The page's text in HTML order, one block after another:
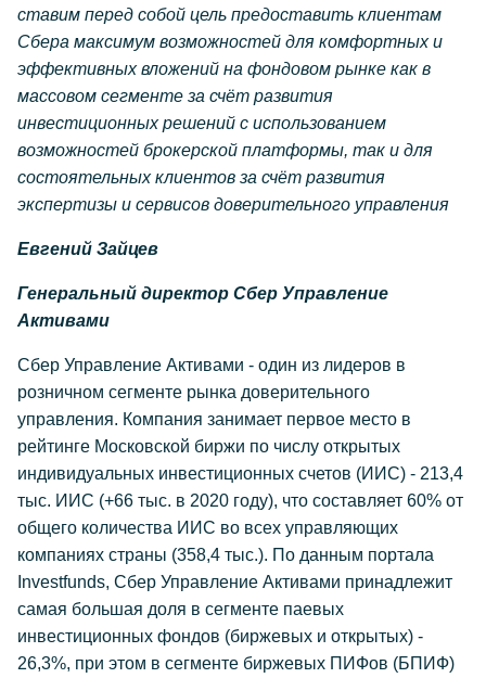
ставим перед собой цель предоставить клиентам
Сбера максимум возможностей для комфортных и
эффективных вложений на фондовом рынке как в
массовом сегменте за счёт развития
инвестиционных решений с использованием
возможностей брокерской платформы, так и для
состоятельных клиентов за счёт развития
экспертизы и сервисов доверительного управления
Евгений Зайцев
Генеральный директор Сбер Управление
Активами
Сбер Управление Активами - один из лидеров в
розничном сегменте рынка доверительного
управления. Компания занимает первое место в
рейтинге Московской биржи по числу открытых
индивидуальных инвестиционных счетов (ИИС) - 213,4
тыс. ИИС (+66 тыс. в 2020 году), что составляет 60% от
общего количества ИИС во всех управляющих
компаниях страны (358,4 тыс.). По данным портала
Investfunds, Сбер Управление Активами принадлежит
самая большая доля в сегменте паевых
инвестиционных фондов (биржевых и открытых) -
26,3%, при этом в сегменте биржевых ПИФов (БПИФ)